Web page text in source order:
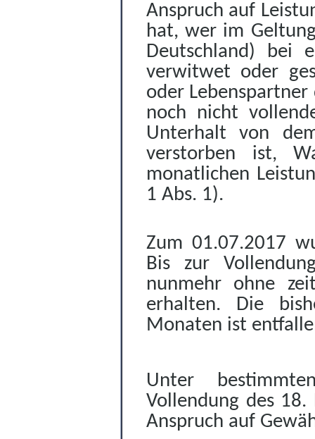
Anspruch auf
hat, wer im
Deutschland) bei
verwitwet oder
oder
noch nicht
Unterhalt von
verstorben ist,
monatlichen
1 Abs. 1).
Zum 01.07.2017
Bis zur
nunmehr ohne
erhalten. Die
Monaten ist
Unter
Vollendung des 18.
Anspruch auf